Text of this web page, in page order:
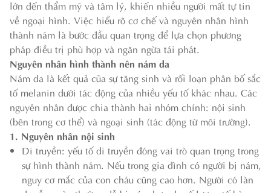
lớn đến thẩm mỹ và tâm lý, khiến nhiều người mất tự tin
về ngoại hình. Việc hiểu rõ cơ chế và nguyên nhân hình
thành nám là bước đầu quan trọng để lựa chọn phương
pháp điều trị phù hợp và ngăn ngừa tái phát.
Nguyên nhân hình thành nên nám da
Nám da là kết quả của sự tăng sinh và rối loạn phân bố sắc
tố melanin dưới tác động của nhiều yếu tố khác nhau. Các
nguyên nhân được chia thành hai nhóm chính: nội sinh
(bên trong cơ thể) và ngoại sinh (tác động từ môi trường).
1. Nguyên nhân nội sinh
Di truyền: yếu tố di truyền đóng vai trò quan trọng trong
sự hình thành nám. Nếu trong gia đình có người bị nám,
nguy cơ mắc của con cháu cũng cao hơn. Người có làn